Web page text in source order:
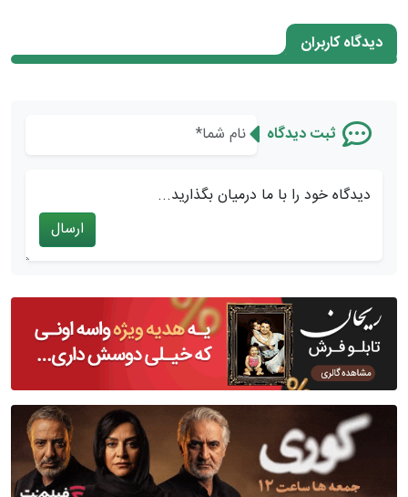
دیدگاه کاربران
ثبت دیدگاه
دیدگاه خود را با ما درمیان بگذارید...
ارسال